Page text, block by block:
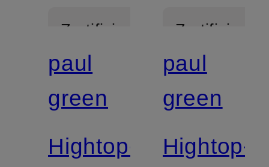
Zertifiziert
paul
green
Hightop-
Zertifiziert
paul
green
Hightop-